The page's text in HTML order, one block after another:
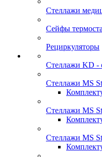
Стеллажи
Сейфы
Рециркуляторы
Стеллажи KD -
Стеллажи MS
Стеллажи MS
Стеллажи MS